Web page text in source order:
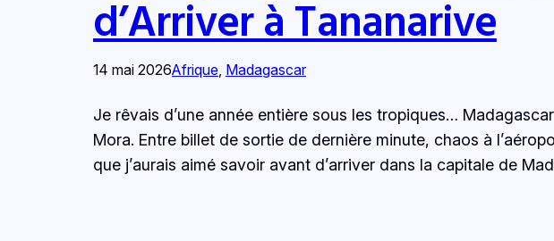
d’Arriver à Tananarive
14 mai 2026Afrique, Madagascar
Je rêvais d’une année entière sous les tropiques…
Mora. Entre billet de sortie de dernière minute, chaos à
que j’aurais aimé savoir avant d’arriver dans la capitale de